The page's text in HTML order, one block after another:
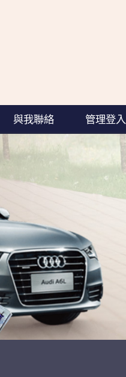
與我聯絡 管理登入